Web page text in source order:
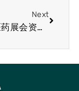
Next
2023医药展会资讯-鼻喷雾剂在抑郁症的治疗上有较好疗效